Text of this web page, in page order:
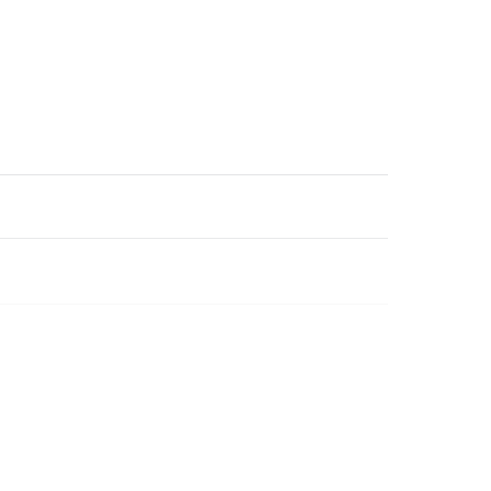
de pulgas.
ambiental preexistentes que suben al